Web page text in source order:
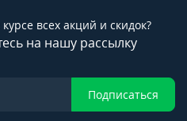
всех акций и скидок?
на нашу рассылку
Подписаться